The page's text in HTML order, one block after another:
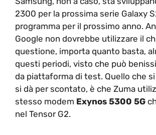
2300 per la prossima serie Galaxy
programma per il prossimo anno.
Google non dovrebbe utilizzare il
questione, importa quanto basta,
questi periodi, visto che può
da piattaforma di test. Quello che si
si dà per scontato, è che Zuma
stesso modem Exynos 5300 5G
nel Tensor G2.